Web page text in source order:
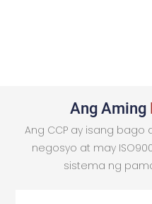
Ang Aming
Ang CCP ay isang
negosyo at may
sistema ng